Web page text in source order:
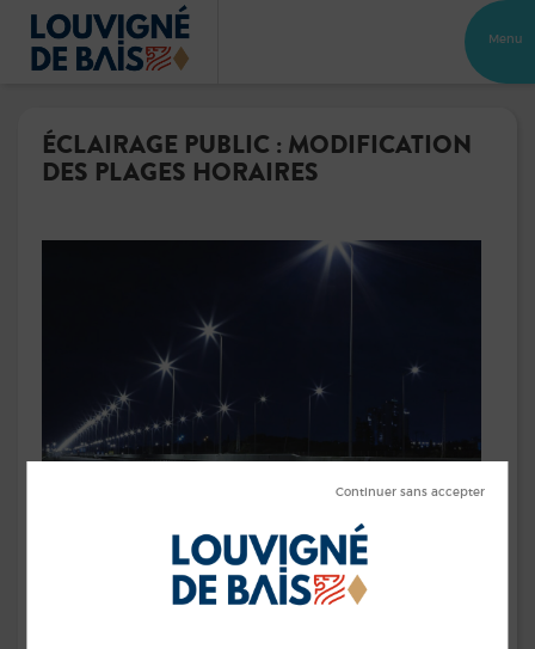
Menu
ÉCLAIRAGE PUBLIC : MODIFICATION
DES PLAGES HORAIRES
Les plages horaires de l’éclairage public de la
commune de Louvigné-de-Bais vont être de nouveaux
réduites. Ceci afin de limiter l’impact de la hausse
vertigineuse du coût de l’électricité sur le budget
communal. En effet, l’augmentation annoncée aux